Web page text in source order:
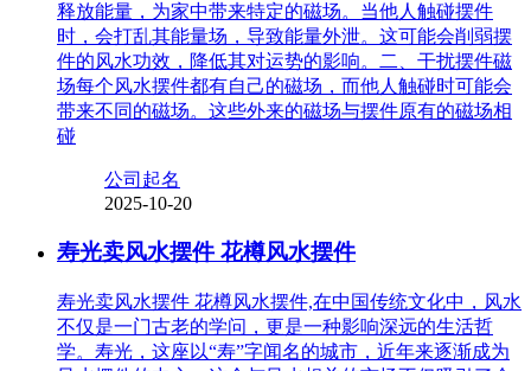
释放能量，为家中带来特定的磁场。当他人触碰摆件
时，会打乱其能量场，导致能量外泄。这可能会削弱摆
件的风水功效，降低其对运势的影响。二、干扰摆件磁
场每个风水摆件都有自己的磁场，而他人触碰时可能会
带来不同的磁场。这些外来的磁场与摆件原有的磁场相
碰
公司起名
2025-10-20
寿光卖风水摆件 花樽风水摆件
寿光卖风水摆件 花樽风水摆件,在中国传统文化中，风水
不仅是一门古老的学问，更是一种影响深远的生活哲
学。寿光，这座以“寿”字闻名的城市，近年来逐渐成为